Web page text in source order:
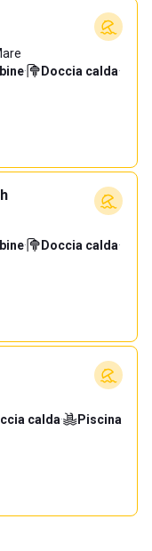
· Doccia calda·
· Doccia calda·
calda·
Piscina